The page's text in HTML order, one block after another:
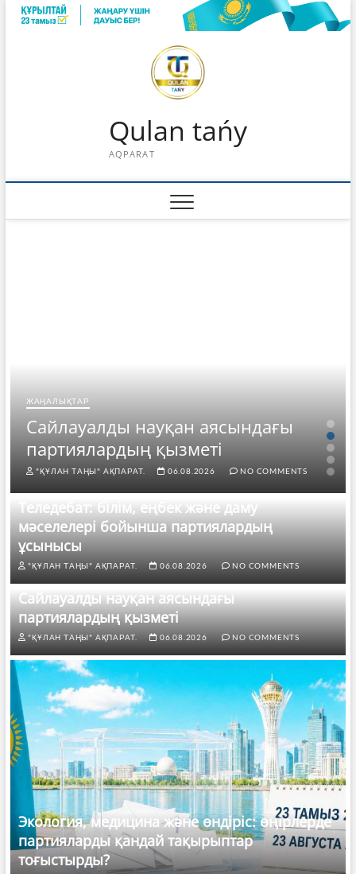
Skip
Qulan tańy
AQPARAT
ЖАҢАЛЫҚТАР
Сайлауалды науқан аясындағы
партиялардың қызметі
"ҚҰЛАН ТАҢЫ" АҚПАРАТ. 06.08.2026 NO COMMENTS
Теледебат: білім, еңбек және даму
мәселелері бойынша партиялардың
ұсынысы
"ҚҰЛАН ТАҢЫ" АҚПАРАТ. 06.08.2026 NO COMMENTS
Сайлауалды науқан аясындағы
партиялардың қызметі
"ҚҰЛАН ТАҢЫ" АҚПАРАТ. 06.08.2026 NO COMMENTS
Экология, медицина және өндіріс: өңірлерде
партияларды қандай тақырыптар
тоғыстырды?